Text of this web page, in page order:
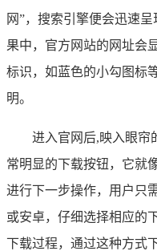
网”，搜索引擎便会迅速
果中，官方网站的网址会
标识，如蓝色的小勾图标
明。
进入官网后,映入眼帘
常明显的下载按钮，它就
进行下一步操作，用户只
或安卓，仔细选择相应的
下载过程，通过这种方式